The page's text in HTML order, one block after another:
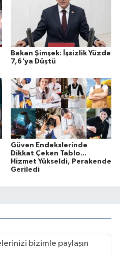
Bakan Şimşek: İşsizlik Yüzde
7,6'ya Düştü
Güven Endekslerinde
Dikkat Çeken Tablo...
Hizmet Yükseldi, Perakende
Geriledi